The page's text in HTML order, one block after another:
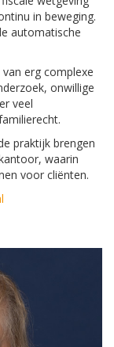
in beweging.
automatische
erg complexe
onwillige
veel
praktijk brengen
waarin
voor cliënten.